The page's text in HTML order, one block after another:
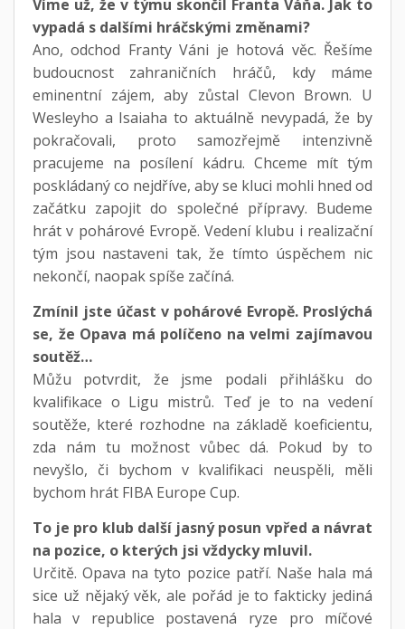
Víme už, že v týmu skončil Franta Váňa. Jak to
vypadá s dalšími hráčskými změnami?
Ano, odchod Franty Váni je hotová věc. Řešíme
budoucnost zahraničních hráčů, kdy máme
eminentní zájem, aby zůstal Clevon Brown. U
Wesleyho a Isaiaha to aktuálně nevypadá, že by
pokračovali, proto samozřejmě intenzivně
pracujeme na posílení kádru. Chceme mít tým
poskládaný co nejdříve, aby se kluci mohli hned od
začátku zapojit do společné přípravy. Budeme
hrát v pohárové Evropě. Vedení klubu i realizační
tým jsou nastaveni tak, že tímto úspěchem nic
nekončí, naopak spíše začíná.
Zmínil jste účast v pohárové Evropě. Proslýchá
se, že Opava má políčeno na velmi zajímavou
soutěž…
Můžu potvrdit, že jsme podali přihlášku do
kvalifikace o Ligu mistrů. Teď je to na vedení
soutěže, které rozhodne na základě koeficientu,
zda nám tu možnost vůbec dá. Pokud by to
nevyšlo, či bychom v kvalifikaci neuspěli, měli
bychom hrát FIBA Europe Cup.
To je pro klub další jasný posun vpřed a návrat
na pozice, o kterých jsi vždycky mluvil.
Určitě. Opava na tyto pozice patří. Naše hala má
sice už nějaký věk, ale pořád je to fakticky jediná
hala v republice postavená ryze pro míčové